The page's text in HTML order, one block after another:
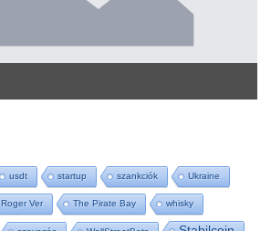
usdt startup szankciók Ukraine
Roger Ver The Pirate Bay whisky